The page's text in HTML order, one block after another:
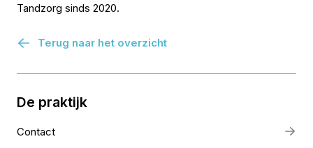
Tandzorg sinds 2020.
Terug naar het overzicht
De praktijk
Contact